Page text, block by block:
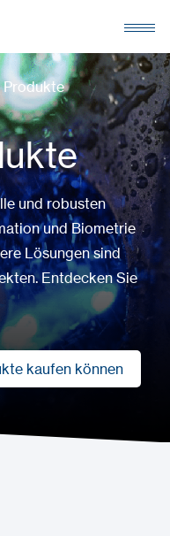
Produkte
und robusten
und Biometrie
Lösungen sind
Entdecken Sie
kaufen können